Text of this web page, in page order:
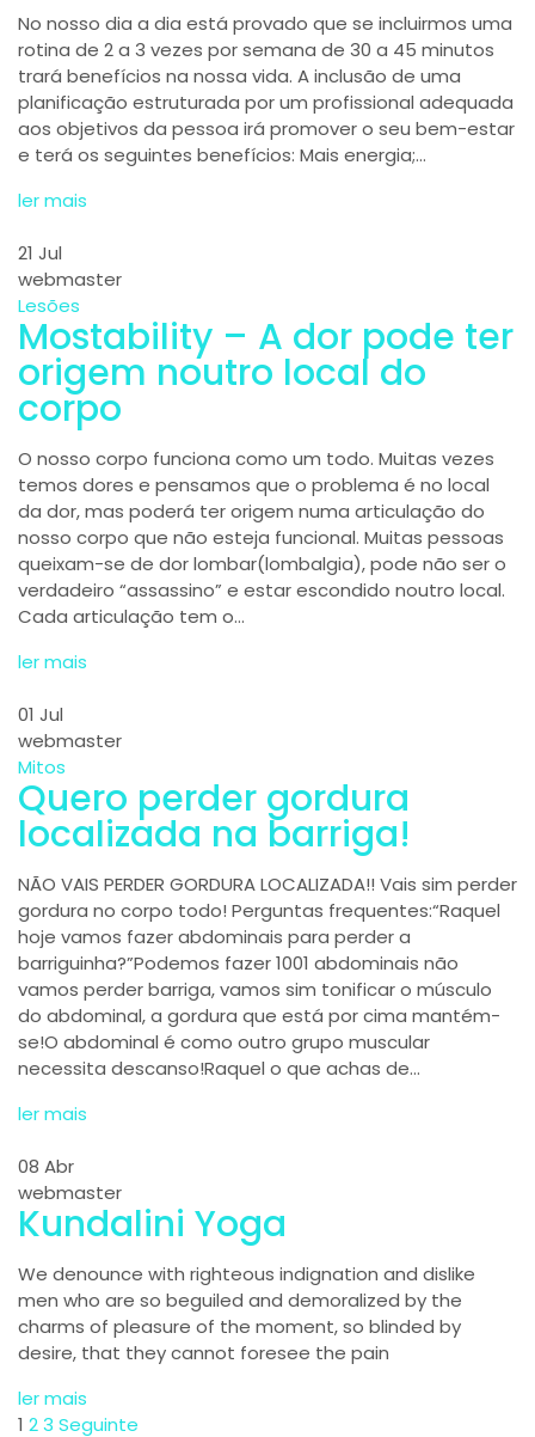
No nosso dia a dia está provado que se incluirmos uma
rotina de 2 a 3 vezes por semana de 30 a 45 minutos
trará benefícios na nossa vida. A inclusão de uma
planificação estruturada por um profissional adequada
aos objetivos da pessoa irá promover o seu bem-estar
e terá os seguintes benefícios: Mais energia;…
ler mais
21 Jul
webmaster
Lesões
Mostability – A dor pode ter
origem noutro local do
corpo
O nosso corpo funciona como um todo. Muitas vezes
temos dores e pensamos que o problema é no local
da dor, mas poderá ter origem numa articulação do
nosso corpo que não esteja funcional. Muitas pessoas
queixam-se de dor lombar(lombalgia), pode não ser o
verdadeiro “assassino” e estar escondido noutro local.
Cada articulação tem o…
ler mais
01 Jul
webmaster
Mitos
Quero perder gordura
localizada na barriga!
NÃO VAIS PERDER GORDURA LOCALIZADA!! Vais sim perder
gordura no corpo todo! Perguntas frequentes:“Raquel
hoje vamos fazer abdominais para perder a
barriguinha?”Podemos fazer 1001 abdominais não
vamos perder barriga, vamos sim tonificar o músculo
do abdominal, a gordura que está por cima mantém-
se!O abdominal é como outro grupo muscular
necessita descanso!Raquel o que achas de…
ler mais
08 Abr
webmaster
Kundalini Yoga
We denounce with righteous indignation and dislike
men who are so beguiled and demoralized by the
charms of pleasure of the moment, so blinded by
desire, that they cannot foresee the pain
ler mais
1 23 Seguinte